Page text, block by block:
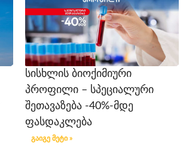
სისხლის ბიოქიმიური
პროფილი – სპეციალური
შეთავაზება -40%-მდე
ფასდაკლება
გაიგე მეტი »